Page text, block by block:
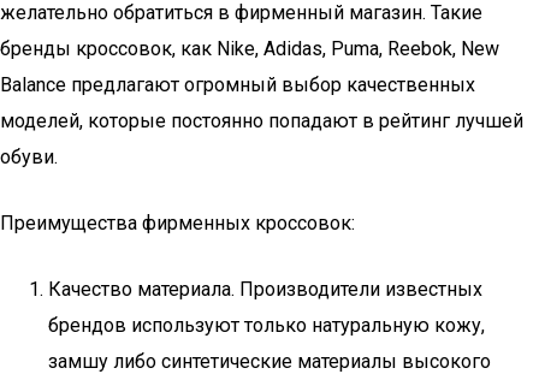
желательно обратиться в фирменный магазин. Такие
бренды кроссовок, как Nike, Adidas, Puma, Reebok, New
Balance предлагают огромный выбор качественных
моделей, которые постоянно попадают в рейтинг лучшей
обуви.
Преимущества фирменных кроссовок:
Качество материала. Производители известных
брендов используют только натуральную кожу,
замшу либо синтетические материалы высокого